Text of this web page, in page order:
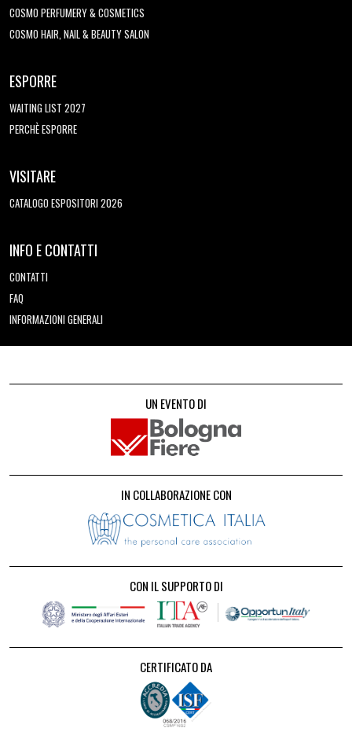
COSMO PERFUMERY & COSMETICS
COSMO HAIR, NAIL & BEAUTY SALON
ESPORRE
WAITING LIST 2027
PERCHÈ ESPORRE
VISITARE
CATALOGO ESPOSITORI 2026
INFO E CONTATTI
CONTATTI
FAQ
INFORMAZIONI GENERALI
UN EVENTO DI
IN COLLABORAZIONE CON
CON IL SUPPORTO DI
CERTIFICATO DA